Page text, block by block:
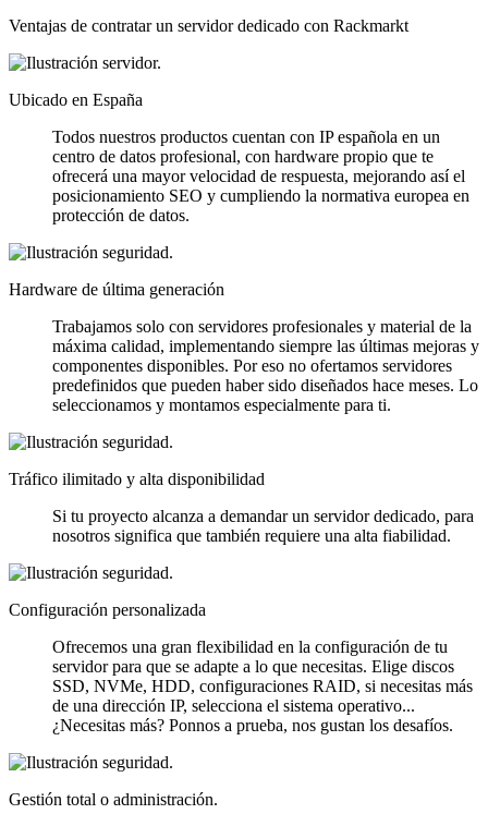
Ventajas de contratar un servidor dedicado con Rackmarkt
Ubicado en España
Todos nuestros productos cuentan con IP española en un
centro de datos profesional, con hardware propio que te
ofrecerá una mayor velocidad de respuesta, mejorando así el
posicionamiento SEO y cumpliendo la normativa europea en
protección de datos.
Hardware de última generación
Trabajamos solo con servidores profesionales y material de la
máxima calidad, implementando siempre las últimas mejoras y
componentes disponibles. Por eso no ofertamos servidores
predefinidos que pueden haber sido diseñados hace meses. Lo
seleccionamos y montamos especialmente para ti.
Tráfico ilimitado y alta disponibilidad
Si tu proyecto alcanza a demandar un servidor dedicado, para
nosotros significa que también requiere una alta fiabilidad.
Configuración personalizada
Ofrecemos una gran flexibilidad en la configuración de tu
servidor para que se adapte a lo que necesitas. Elige discos
SSD, NVMe, HDD, configuraciones RAID, si necesitas más
de una dirección IP, selecciona el sistema operativo...
¿Necesitas más? Ponnos a prueba, nos gustan los desafíos.
Gestión total o administración.